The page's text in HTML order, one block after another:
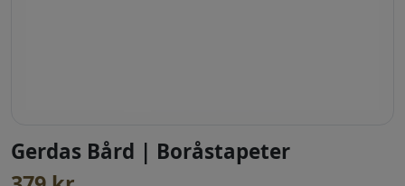
Gerdas Bård | Boråstapeter